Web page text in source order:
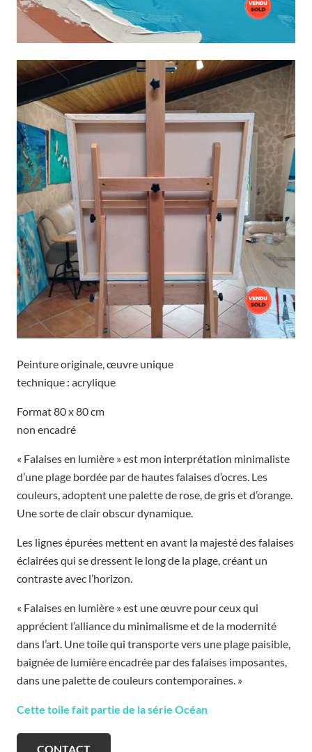
Peinture originale, œuvre unique
technique : acrylique
Format 80 x 80 cm
non encadré
« Falaises en lumière » est mon interprétation minimaliste
d’une plage bordée par de hautes falaises d’ocres. Les
couleurs, adoptent une palette de rose, de gris et d’orange.
Une sorte de clair obscur dynamique.
Les lignes épurées mettent en avant la majesté des falaises
éclairées qui se dressent le long de la plage, créant un
contraste avec l’horizon.
« Falaises en lumière » est une œuvre pour ceux qui
apprécient l’alliance du minimalisme et de la modernité
dans l’art. Une toile qui transporte vers une plage paisible,
baignée de lumière encadrée par des falaises imposantes,
dans une palette de couleurs contemporaines. »
Cette toile fait partie de la série Océan
CONTACT